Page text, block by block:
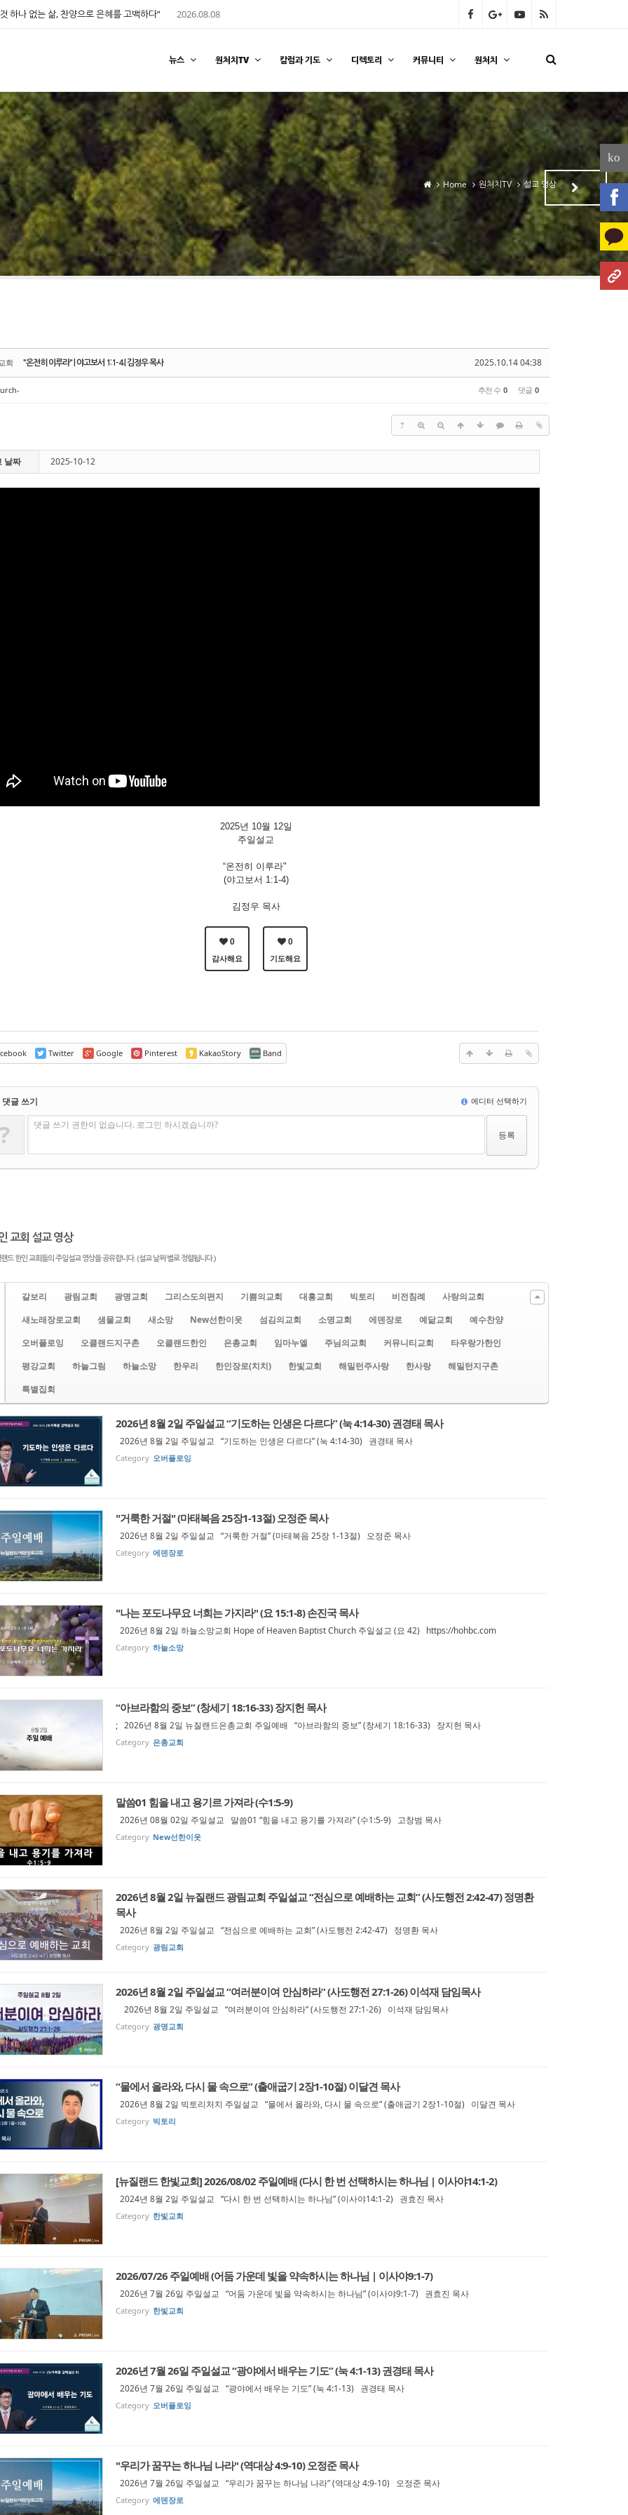
하나 없는 삶, 찬양으로 은혜를 고백하다” 2026.08.08
뉴스 원처치TV 칼럼과 기도 디렉토리 커뮤니티 원처치
Home 원처치TV 설교 영상
회 2025.10.14 04:38
"온전히 이루라" | 야고보서 1:1-4 | 김정우 목사
추천 수 0 댓글 0
?
날짜 2025-10-12
2025년 10월 12일
주일설교
“온전히 이루라"
(야고보서 1:1-4)
김정우 목사
0
감사해요
0
기도해요
Twitter Google Pinterest KakaoStory Band
댓글 쓰기 에디터 선택하기
? 댓글 쓰기 권한이 없습니다. 로그인 하시겠습니까?
교회 설교 영상
드 한인 교회들의 주일설교 영상을 공유합니다. (설교 날짜 별로 정렬됩니다.)
갈보리 광림교회 광명교회 그리스도의편지 기쁨의교회 대흥교회 빅토리 비전침례
사랑의교회
새노래장로교회
샘물교회 새소망 New선한이웃 섬김의교회 소명교회 에덴장로 예닮교회
예수찬양
오버플로잉
오클랜드지구촌 오클랜드한인 은총교회 임마누엘 주님의교회 커뮤니티교회
타우랑가한인
평강교회
하늘그림 하늘소망 한우리 한인장로(치치) 한빛교회 해밀턴주사랑 한사랑
해밀턴지구촌
특별집회
2026년 8월 2일 주일설교 “기도하는 인생은 다르다” (눅 4:14-30) 권경태 목사
2026년 8월 2일 주일설교 “기도하는 인생은 다르다” (눅 4:14-30) 권경태 목사
Category 오버플로잉
"거룩한 거절" (마태복음 25장1-13절) 오정준 목사
2026년 8월 2일 주일설교 “거룩한 거절” (마태복음 25장 1-13절) 오정준 목사
Category 에덴장로
"나는 포도나무요 너희는 가지라" (요 15:1-8) 손진국 목사
2026년 8월 2일 하늘소망교회 Hope of Heaven Baptist Church 주일설교 (요 42) https://hohbc.com
Category 하늘소망
“아브라함의 중보” (창세기 18:16-33) 장지헌 목사
; 2026년 8월 2일 뉴질랜드은총교회 주일예배 “아브라함의 중보” (창세기 18:16-33) 장지헌 목사
Category 은총교회
말씀01 힘을 내고 용기르 가져라 (수1:5-9)
2026년 08월 02일 주일설교 말씀01 “힘을 내고 용기를 가져라” (수1:5-9) 고창범 목사
Category New선한이웃
2026년 8월 2일 뉴질랜드 광림교회 주일설교 “전심으로 예배하는 교회” (사도행전 2:42-47) 정명환
목사
2026년 8월 2일 주일설교 “전심으로 예배하는 교회” (사도행전 2:42-47) 정명환 목사
Category 광림교회
2026년 8월 2일 주일설교 “여러분이여 안심하라” (사도행전 27:1-26) 이석재 담임목사
2026년 8월 2일 주일설교 “여러분이여 안심하라” (사도행전 27:1-26) 이석재 담임목사
Category 광명교회
“물에서 올라와, 다시 물 속으로” (출애굽기 2장1-10절) 이달견 목사
2026년 8월 2일 빅토리처치 주일설교 “물에서 올라와, 다시 물 속으로” (출애굽기 2장1-10절) 이달견 목사
Category 빅토리
[뉴질랜드 한빛교회] 2026/08/02 주일예배 (다시 한 번 선택하시는 하나님 | 이사야14:1-2)
2024년 8월 2일 주일설교 “다시 한 번 선택하시는 하나님” (이사야14:1-2) 권효진 목사
Category 한빛교회
2026/07/26 주일예배 (어둠 가운데 빛을 약속하시는 하나님 | 이사야9:1-7)
2026년 7월 26일 주일설교 “어둠 가운데 빛을 약속하시는 하나님” (이사야9:1-7) 권효진 목사
Category 한빛교회
2026년 7월 26일 주일설교 “광야에서 배우는 기도” (눅 4:1-13) 권경태 목사
2026년 7월 26일 주일설교 “광야에서 배우는 기도” (눅 4:1-13) 권경태 목사
Category 오버플로잉
"우리가 꿈꾸는 하나님 나라" (역대상 4:9-10) 오정준 목사
2026년 7월 26일 주일설교 “우리가 꿈꾸는 하나님 나라” (역대상 4:9-10) 오정준 목사
Category 에덴장로
ko